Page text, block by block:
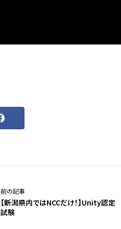
前の記事
【新潟県内ではNCCだけ！】Unity認定
試験